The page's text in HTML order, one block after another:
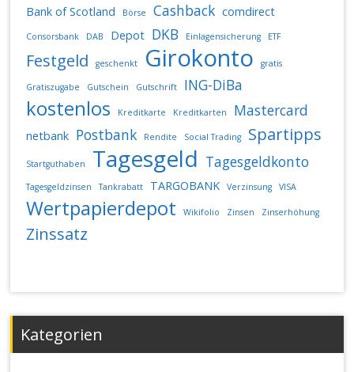
Bank of Scotland Börse Cashback comdirect
Consorsbank DAB Depot DKB Einlagensicherung ETF
Festgeld geschenkt Girokonto gratis
Gratiszugabe Gutschein Gutschrift ING-DiBa
kostenlos Kreditkarte Kreditkarten Mastercard
netbank Postbank Rendite Social Trading Spartipps
Startguthaben Tagesgeld Tagesgeldkonto
Tagesgeldzinsen Tankrabatt TARGOBANK Verzinsung VISA
Wertpapierdepot Wikifolio Zinsen Zinserhöhung
Zinssatz
Kategorien